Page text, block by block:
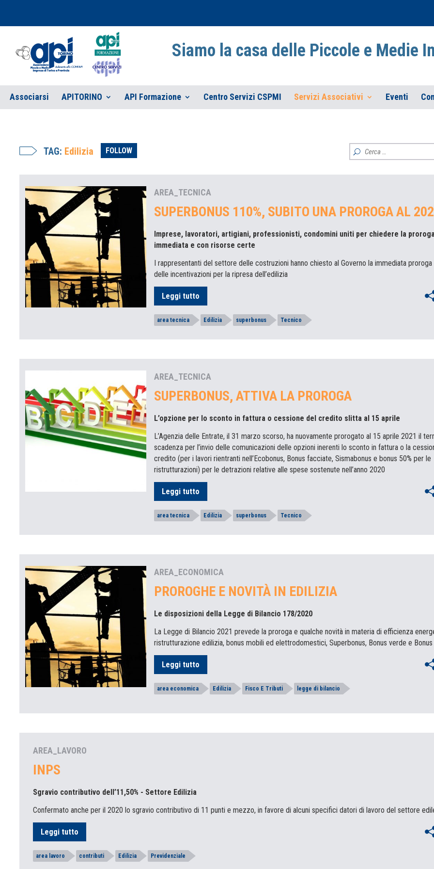
Siamo la casa delle Piccole e Medie
Associarsi APITORINO API Formazione Centro Servizi CSPMI Servizi Associativi Eventi
TAG: Edilizia FOLLOW
AREA_TECNICA
SUPERBONUS 110%, SUBITO UNA PROROGA AL
Imprese, lavoratori, artigiani, professionisti, condomini uniti per chiedere la
immediata e con risorse certe
I rappresentanti del settore delle costruzioni hanno chiesto al Governo la immediata proroga
delle incentivazioni per la ripresa dell’edilizia
Leggi tutto
area tecnica Edilizia superbonus Tecnico
AREA_TECNICA
SUPERBONUS, ATTIVA LA PROROGA
L’opzione per lo sconto in fattura o cessione del credito slitta al 15 aprile
L’Agenzia delle Entrate, il 31 marzo scorso, ha nuovamente prorogato al 15 aprile 2021 il
scadenza per l’invio delle comunicazioni delle opzioni inerenti lo sconto in fattura o la
credito (per i lavori rientranti nell’Ecobonus, Bonus facciate, Sismabonus e bonus 50% per le
ristrutturazioni) per le detrazioni relative alle spese sostenute nell’anno 2020
Leggi tutto
area tecnica Edilizia superbonus Tecnico
AREA_ECONOMICA
PROROGHE E NOVITÀ IN EDILIZIA
Le disposizioni della Legge di Bilancio 178/2020
La Legge di Bilancio 2021 prevede la proroga e qualche novità in materia di efficienza
ristrutturazione edilizia, bonus mobili ed elettrodomestici, Superbonus, Bonus verde e
Leggi tutto
area economica Edilizia Fisco E Tributi legge di bilancio
AREA_LAVORO
INPS
Sgravio contributivo dell’11,50% - Settore Edilizia
Confermato anche per il 2020 lo sgravio contributivo di 11 punti e mezzo, in favore di alcuni specifici datori di lavoro del settore
Leggi tutto
area lavoro contributi Edilizia Previdenziale